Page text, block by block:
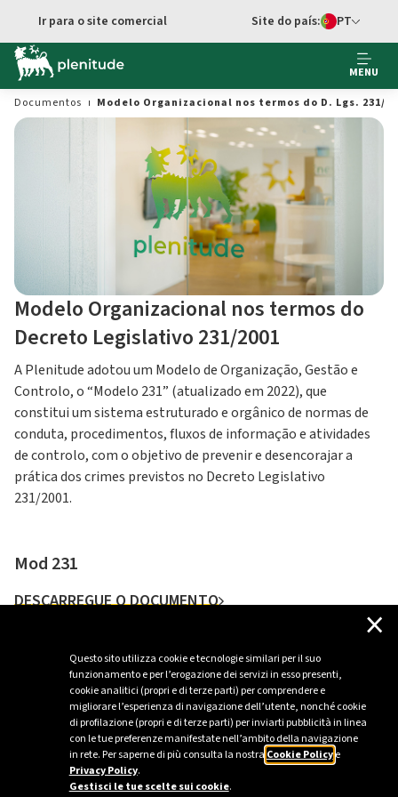
Questo sito utilizza cookie e tecnologie similari per il suo
funzionamento e per l’erogazione dei servizi in esso presenti,
cookie analitici (propri e di terze parti) per comprendere e
migliorare l’esperienza di navigazione dell’utente, nonché cookie
di profilazione (propri e di terze parti) per inviarti pubblicità in linea
con le tue preferenze manifestate nell’ambito della navigazione
in rete. Per saperne di più consulta la nostra Cookie Policye
Privacy Policy.
Gestisci le tue scelte sui cookie.
×
Ir para o site comercial
Seletor de
Site do país: PT
MENU
Documentos
Modelo Organizacional nos termos do D. Lgs. 231/
Modelo Organizacional nos termos do
Decreto Legislativo 231/2001
A Plenitude adotou um Modelo de Organização, Gestão e
Controlo, o “Modelo 231” (atualizado em 2022), que
constitui um sistema estruturado e orgânico de normas de
conduta, procedimentos, fluxos de informação e atividades
de controlo, com o objetivo de prevenir e desencorajar a
prática dos crimes previstos no Decreto Legislativo
231/2001.
Mod 231
DESCARREGUE O DOCUMENTO
Todos os documentos